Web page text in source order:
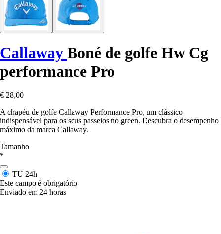
Callaway Boné de golfe Hw Cg
performance Pro
€ 28,00
A chapéu de golfe Callaway Performance Pro, um clássico
indispensável para os seus passeios no green. Descubra o desempenho
máximo da marca Callaway.
Tamanho
*
TU 24h
Este campo é obrigatório
Enviado em 24 horas